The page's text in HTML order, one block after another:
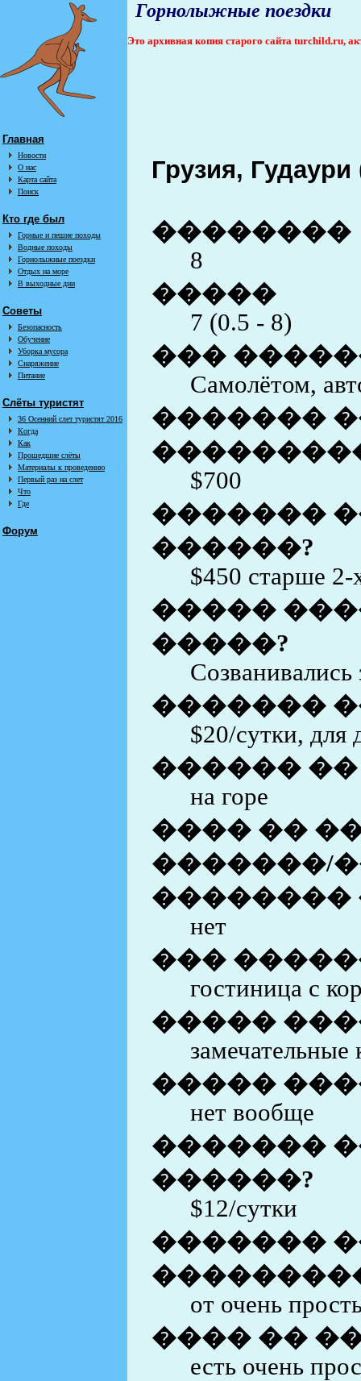
Главная
Новости
О нас
Карта сайта
Поиск
Кто где был
Горные и пешие походы
Водные походы
Горнолыжные поездки
Отдых на море
В выходные дни
Советы
Безопасность
Обучение
Уборка мусора
Снаряжение
Питание
Слёты туристят
36 Осенний слет туристят 2016
Когда
Как
Прошедшие слёты
Материалы к проведению
Первый раз на слет
Что
Где
Форум
Горнолыжные поездки
Это архивная копия старого сайта turchild.ru,
Грузия,
��������
8
�����
7 (0.5 - 8)
���
Самолётом,
�������
$700
�������
������?
$450 старше 2-
�����
�����?
Созванивались
�������
$20/сутки, для
������ ��
на горе
���� ��
�������/
��������
нет
���
гостиница с
�����
замечательные
�����
нет вообще
�������
������?
$12/сутки
�������
от очень
���� ��
есть очень